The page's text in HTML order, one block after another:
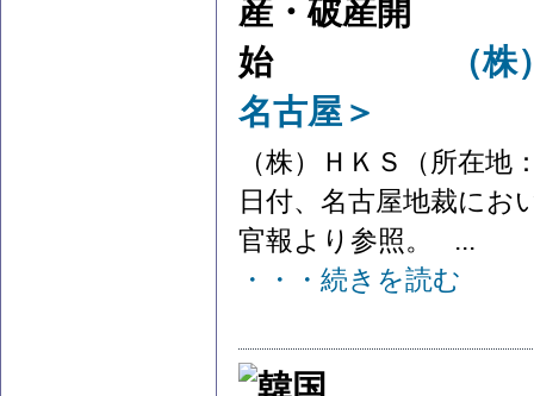
（
名古屋＞
（株）ＨＫＳ（所在
日付、名古屋地裁に
官報より参照。 ...
・・・続きを読む